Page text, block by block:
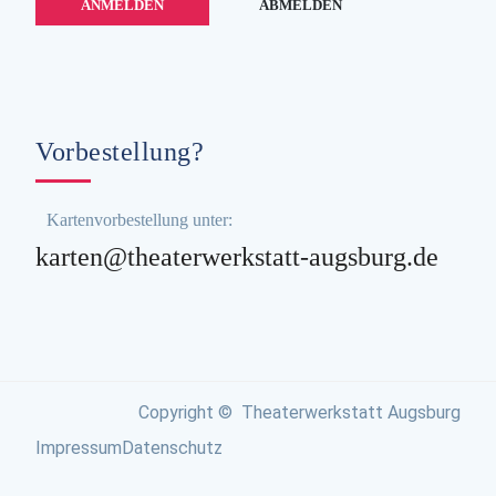
Vorbestellung?
Kartenvorbestellung unter:
karten@theaterwerkstatt-augsburg.de
Copyright © Theaterwerkstatt Augsburg
ImpressumDatenschutz